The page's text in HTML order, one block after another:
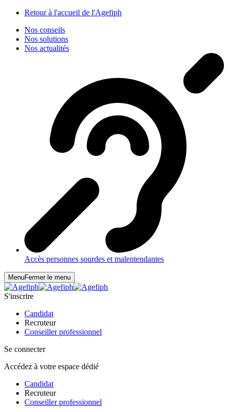
Retour à l'accueil de l'Agefiph
Nos conseils
Nos solutions
Nos actualités
Accès personnes sourdes et malentendantes
MenuFermer le menu
S'inscrire
Candidat
Recruteur
Conseiller professionnel
Se connecter
Accédez à votre espace dédié
Candidat
Recruteur
Conseiller professionnel